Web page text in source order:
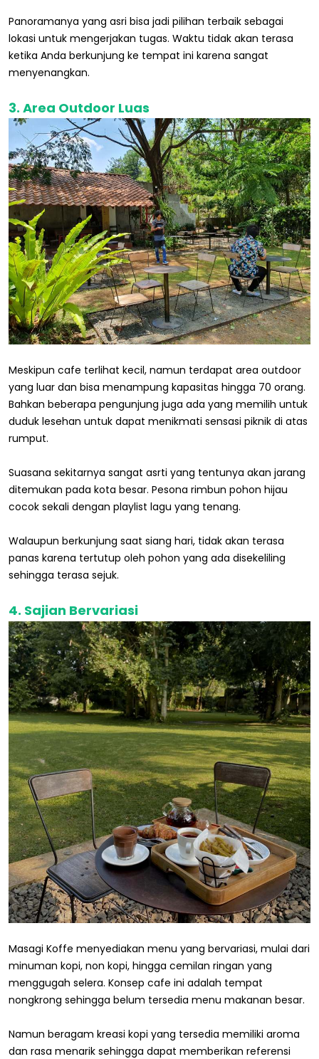
Panoramanya yang asri bisa jadi pilihan terbaik sebagai
lokasi untuk mengerjakan tugas. Waktu tidak akan terasa
ketika Anda berkunjung ke tempat ini karena sangat
menyenangkan.
3. Area Outdoor Luas
Meskipun cafe terlihat kecil, namun terdapat area outdoor
yang luar dan bisa menampung kapasitas hingga 70 orang.
Bahkan beberapa pengunjung juga ada yang memilih untuk
duduk lesehan untuk dapat menikmati sensasi piknik di atas
rumput.
Suasana sekitarnya sangat asrti yang tentunya akan jarang
ditemukan pada kota besar. Pesona rimbun pohon hijau
cocok sekali dengan playlist lagu yang tenang.
Walaupun berkunjung saat siang hari, tidak akan terasa
panas karena tertutup oleh pohon yang ada disekeliling
sehingga terasa sejuk.
4. Sajian Bervariasi
Masagi Koffe menyediakan menu yang bervariasi, mulai dari
minuman kopi, non kopi, hingga cemilan ringan yang
menggugah selera. Konsep cafe ini adalah tempat
nongkrong sehingga belum tersedia menu makanan besar.
Namun beragam kreasi kopi yang tersedia memiliki aroma
dan rasa menarik sehingga dapat memberikan referensi